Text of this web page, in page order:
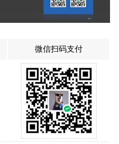
微信扫码支付